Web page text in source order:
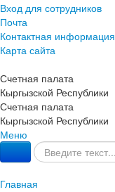
Вход для сотрудников
Почта
Контактная информация
Карта сайта
Счетная палата
Кыргызской Республики
Счетная палата
Кыргызской Республики
Меню
Главная